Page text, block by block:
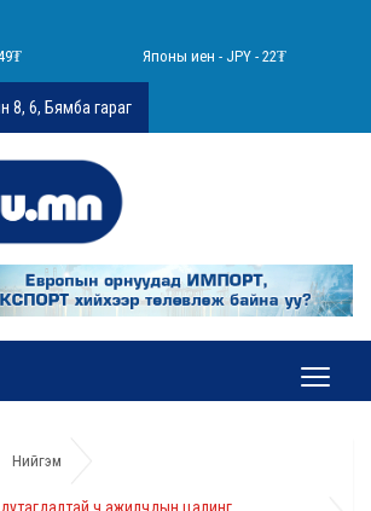
Японы иен - JPY - 22₮
8, 6, Бямба гараг
Нийгэм
ч ажилчдын цалинг